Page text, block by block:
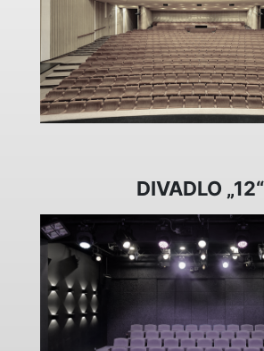
DIVADLO „12“